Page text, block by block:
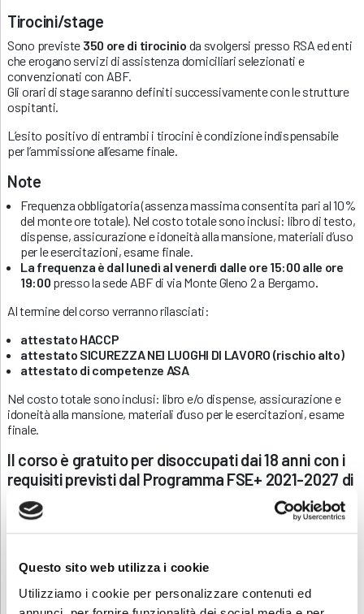
Questo sito web utilizza i cookie
Utilizziamo i cookie per personalizzare contenuti ed
Tirocini/stage
Sono previste 350 ore di tirocinio da svolgersi presso RSA ed enti
che erogano servizi di assistenza domiciliari selezionati e
convenzionati con ABF.
Gli orari di stage saranno definiti successivamente con le strutture
ospitanti.
L’esito positivo di entrambi i tirocini è condizione indispensabile
per l’ammissione all’esame finale.
Note
Frequenza obbligatoria (assenza massima consentita pari al 10%
del monte ore totale). Nel costo totale sono inclusi: libro di testo,
dispense, assicurazione e idoneità alla mansione, materiali d’uso
per le esercitazioni, esame finale.
La frequenza è dal lunedì al venerdì dalle ore 15:00 alle ore
19:00 presso la sede ABF di via Monte Gleno 2 a Bergamo.
Al termine del corso verranno rilasciati:
attestato HACCP
attestato SICUREZZA NEI LUOGHI DI LAVORO (rischio alto)
attestato di competenze ASA
Nel costo totale sono inclusi: libro e/o dispense, assicurazione e
idoneità alla mansione, materiali d’uso per le esercitazioni, esame
finale.
Il corso è gratuitoper disoccupati dai 18 anni con i
requisiti previsti dal Programma FSE+ 2021-2027 di
Regione Lombardia.
Sei interessato a questo corso ma non sei
disoccupato?